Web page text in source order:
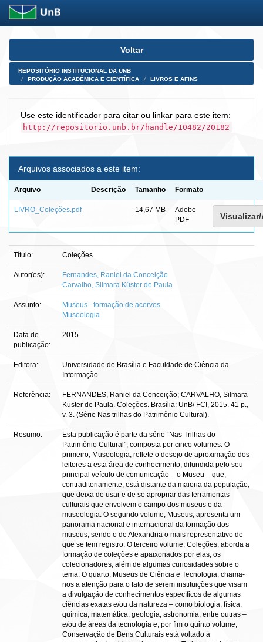
Skip
Voltar
REPOSITÓRIO INSTITUCIONAL DA UNB
PRODUÇÃO ACADÊMICA E CIENTÍFICA
LIVROS E AFINS
Use este identificador para citar ou linkar para este item:
http://repositorio.unb.br/handle/10482/20182
Arquivos associados a este item:
Arquivo Descrição Tamanho Formato
LIVRO_Coleções.pdf 14,67 MB
Adobe
PDF
Título: Coleções
Autor(es):
Fernandes, Raniel da Conceição
Carvalho, Silmara Küster de Paula
Assunto:
Museus - formação de acervos
Museologia
Data de
publicação:
2015
Editora:
Universidade de Brasília e Faculdade de Ciência da
Informação
Referência:
FERNANDES, Raniel da Conceição; CARVALHO, Silmara
Küster de Paula. Coleções. Brasília: UnB/ FCI, 2015. 41 p.,
v. 3. (Série Nas trilhas do Patrimônio Cultural).
Resumo:
Esta publicação é parte da série “Nas Trilhas do
Patrimônio Cultural”, composta por cinco volumes. O
primeiro, Museologia, reflete o desejo de aproximação dos
leitores a esta área de conhecimento, difundida pelo seu
principal veículo de comunicação – o Museu – que,
contraditoriamente, está distante da maioria da população,
que deixa de usar e de se apropriar das ferramentas
culturais que envolvem o campo dos museus e da
museologia. O segundo volume, Museus, apresenta um
panorama nacional e internacional da formação dos
museus, sendo o de Alexandria o mais representativo de
que se tem registro. O terceiro volume, Coleções, aborda a
formação de coleções e apaixonados por elas, os
colecionadores, além de algumas curiosidades sobre o
tema. O quarto, Museus de Ciência e Tecnologia, chama-
nos a atenção para o fato de serem instituições que visam
a divulgação de conhecimentos específicos de algumas
ciências exatas e/ou da natureza – como biologia, física,
química, matemática, geologia, astronomia, entre outras –
e/ou de áreas da tecnologia e, por fim o quinto volume,
Conservação de Bens Culturais está voltado à